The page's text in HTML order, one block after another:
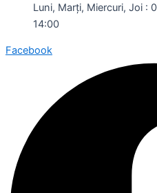
Luni, Marți, Miercuri, Joi :
14:00
Facebook